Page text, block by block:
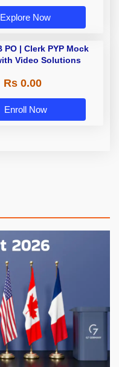
Explore Now
PO | Clerk PYP Mock
Video Solutions
Rs 0.00
Enroll Now